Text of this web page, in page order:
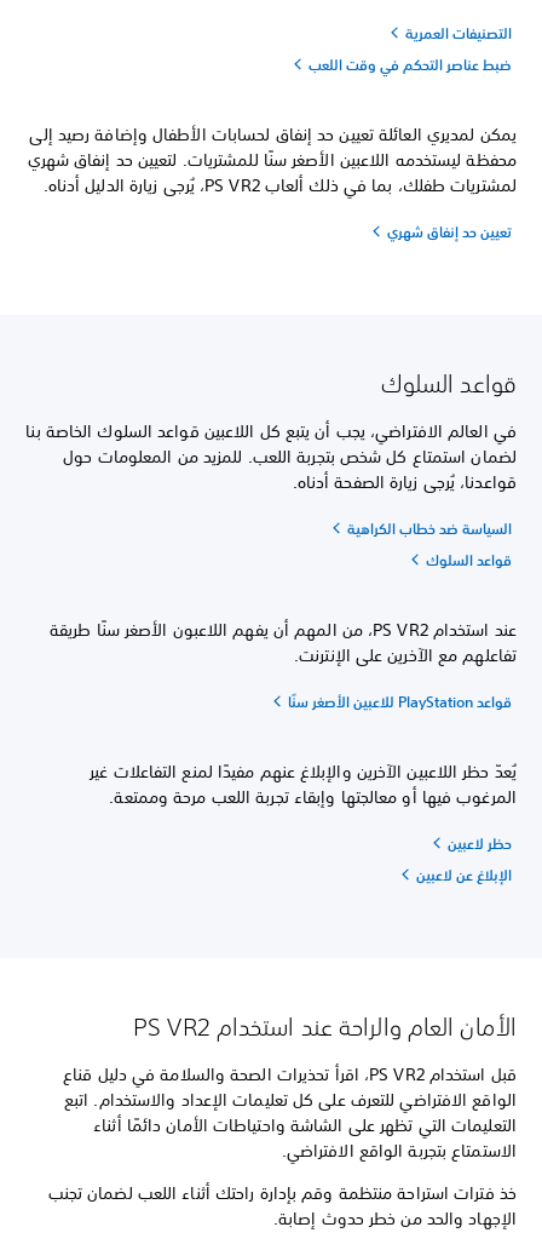
التصنيفات العمرية
ضبط عناصر التحكم في وقت اللعب
يمكن لمديري العائلة تعيين حد إنفاق لحسابات الأطفال وإضافة رصيد إلى
محفظة ليستخدمه اللاعبين الأصغر سنًا للمشتريات. لتعيين حد إنفاق شهري
لمشتريات طفلك، بما في ذلك ألعاب PS VR2، يُرجى زيارة الدليل أدناه.
تعيين حد إنفاق شهري
قواعد السلوك
في العالم الافتراضي، يجب أن يتبع كل اللاعبين قواعد السلوك الخاصة بنا
لضمان استمتاع كل شخص بتجربة اللعب. للمزيد من المعلومات حول
قواعدنا، يُرجى زيارة الصفحة أدناه.
السياسة ضد خطاب الكراهية
قواعد السلوك
عند استخدام PS VR2، من المهم أن يفهم اللاعبون الأصغر سنًا طريقة
تفاعلهم مع الآخرين على الإنترنت.
قواعد PlayStation للاعبين الأصغر سنًا
يُعدّ حظر اللاعبين الآخرين والإبلاغ عنهم مفيدًا لمنع التفاعلات غير
المرغوب فيها أو معالجتها وإبقاء تجربة اللعب مرحة وممتعة.
حظر لاعبين
الإبلاغ عن لاعبين
الأمان العام والراحة عند استخدام PS VR2
قبل استخدام PS VR2، اقرأ تحذيرات الصحة والسلامة في دليل قناع
الواقع الافتراضي للتعرف على كل تعليمات الإعداد والاستخدام. اتبع
التعليمات التي تظهر على الشاشة واحتياطات الأمان دائمًا أثناء
الاستمتاع بتجربة الواقع الافتراضي.
خذ فترات استراحة منتظمة وقم بإدارة راحتك أثناء اللعب لضمان تجنب
الإجهاد والحد من خطر حدوث إصابة.